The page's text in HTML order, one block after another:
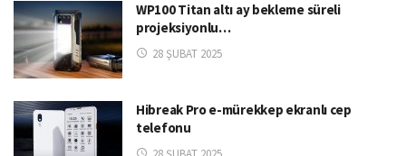
WP100 Titan altı ay bekleme süreli
projeksiyonlu…
28 ŞUBAT 2025
Hibreak Pro e-mürekkep ekranlı cep
telefonu